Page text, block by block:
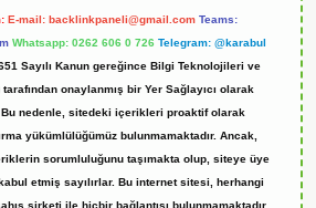
E-mail: backlinkpaneli@gmail.com Teams:
Whatsapp: 0262 606 0 726 Telegram: @karabul
Sayılı Kanun gereğince Bilgi Teknolojileri ve
onaylanmış bir Yer Sağlayıcı olarak
nedenle, sitedeki içerikleri proaktif olarak
yükümlülüğümüz bulunmamaktadır. Ancak,
sorumluluğunu taşımakta olup, siteye üye
etmiş sayılırlar. Bu internet sitesi, herhangi
şirketi ile hiçbir bağlantısı bulunmamaktadır.